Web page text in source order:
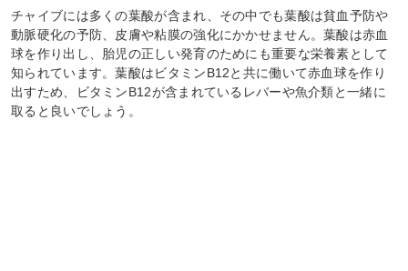
チャイブには多くの葉酸が含まれ、その中でも葉酸は貧血予防や
動脈硬化の予防、皮膚や粘膜の強化にかかせません。葉酸は赤血
球を作り出し、胎児の正しい発育のためにも重要な栄養素として
知られています。葉酸はビタミンB12と共に働いて赤血球を作り
出すため、ビタミンB12が含まれているレバーや魚介類と一緒に
取ると良いでしょう。